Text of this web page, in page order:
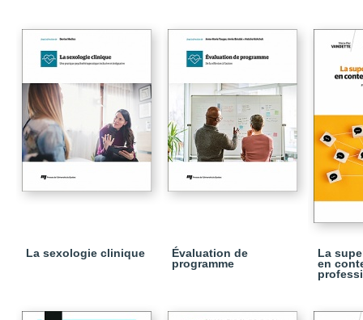
La sexologie clinique
Évaluation de
programme
La
en